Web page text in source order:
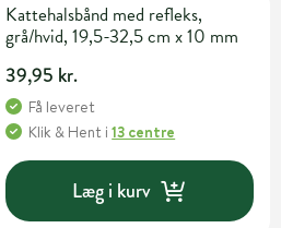
Kattehalsbånd med refleks,
grå/hvid, 19,5-32,5 cm x 10 mm
39,95 kr.
Få leveret
Klik & Hent i13 centre
Læg i kurv